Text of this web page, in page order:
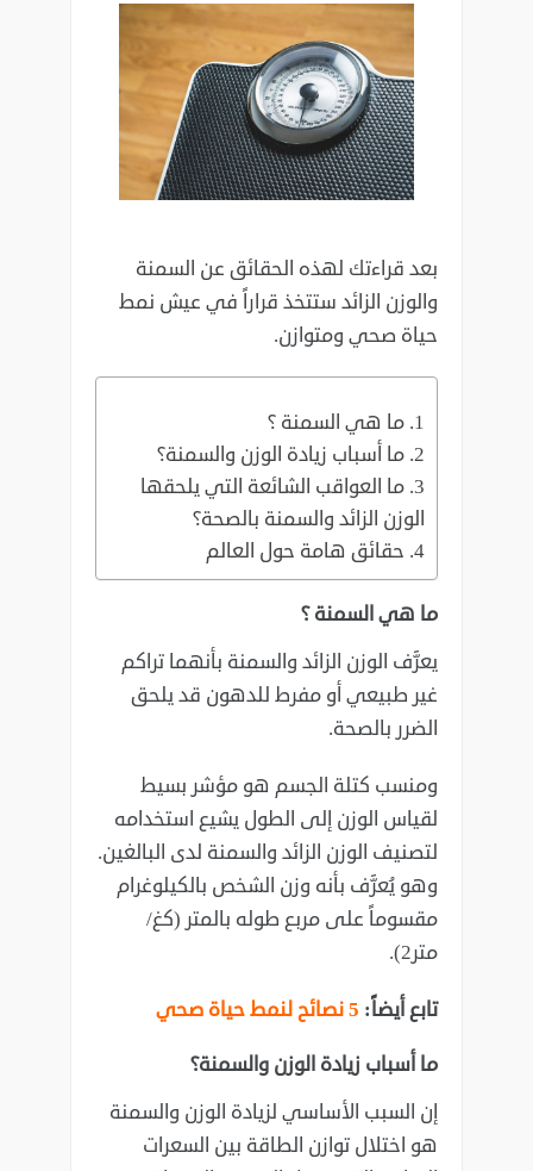
بعد قراءتك لهذه الحقائق عن السمنة
والوزن الزائد ستتخذ قراراً في عيش نمط
حياة صحي ومتوازن.
ما هي السمنة ؟
ما أسباب زيادة الوزن والسمنة؟
ما العواقب الشائعة التي يلحقها
الوزن الزائد والسمنة بالصحة؟
حقائق هامة حول العالم
ما هي السمنة ؟
يعرَّف الوزن الزائد والسمنة بأنهما تراكم
غير طبيعي أو مفرط للدهون قد يلحق
الضرر بالصحة.
ومنسب كتلة الجسم هو مؤشر بسيط
لقياس الوزن إلى الطول يشيع استخدامه
لتصنيف الوزن الزائد والسمنة لدى البالغين.
وهو يُعرَّف بأنه وزن الشخص بالكيلوغرام
مقسوماً على مربع طوله بالمتر (كغ/
متر2).
تابع أيضاً: 5 نصائح لنمط حياة صحي
ما أسباب زيادة الوزن والسمنة؟
إن السبب الأساسي لزيادة الوزن والسمنة
هو اختلال توازن الطاقة بين السعرات